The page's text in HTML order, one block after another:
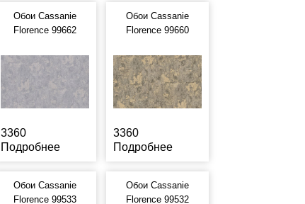
Обои Cassanie
Florence 99662
3360
Подробнее
Обои Cassanie
Florence 99660
3360
Подробнее
Обои Cassanie
Florence 99533
Обои Cassanie
Florence 99532